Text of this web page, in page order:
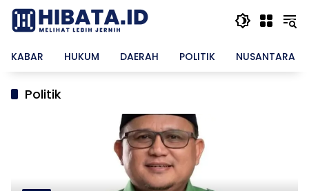
Langsung
konten
KABAR
HUKUM DAERAH POLITIK NUSANTARA
Politik